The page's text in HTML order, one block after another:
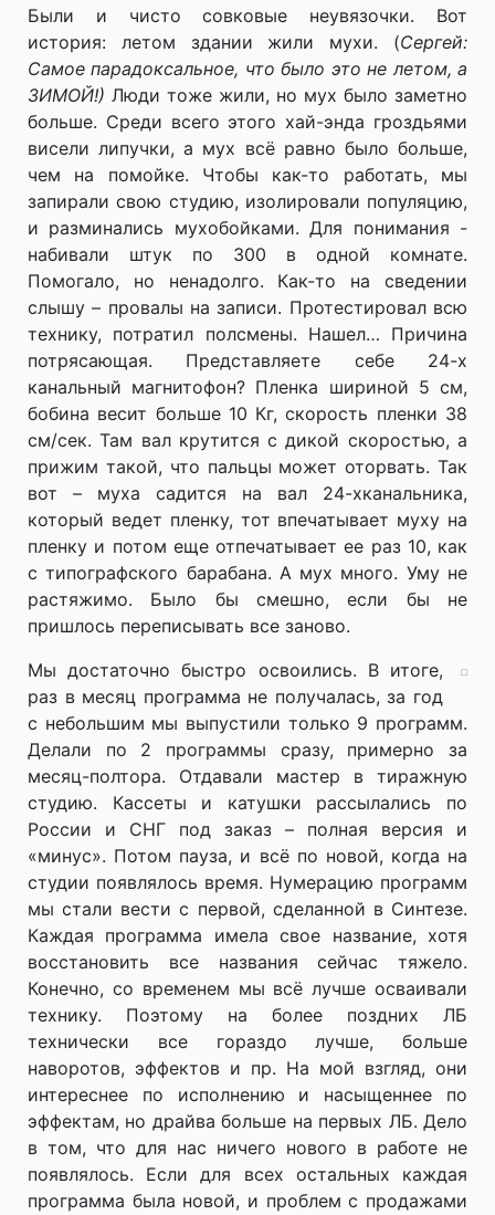
Были и чисто совковые неувязочки. Вот
история: летом здании жили мухи. (Сергей:
Самое парадоксальное, что было это не летом, а
ЗИМОЙ!) Люди тоже жили, но мух было заметно
больше. Среди всего этого хай-энда гроздьями
висели липучки, а мух всё равно было больше,
чем на помойке. Чтобы как-то работать, мы
запирали свою студию, изолировали популяцию,
и разминались мухобойками. Для понимания -
набивали штук по 300 в одной комнате.
Помогало, но ненадолго. Как-то на сведении
слышу – провалы на записи. Протестировал всю
технику, потратил полсмены. Нашел… Причина
потрясающая. Представляете себе 24-х
канальный магнитофон? Пленка шириной 5 см,
бобина весит больше 10 Кг, скорость пленки 38
см/сек. Там вал крутится с дикой скоростью, а
прижим такой, что пальцы может оторвать. Так
вот – муха садится на вал 24-хканальника,
который ведет пленку, тот впечатывает муху на
пленку и потом еще отпечатывает ее раз 10, как
с типографского барабана. А мух много. Уму не
растяжимо. Было бы смешно, если бы не
пришлось переписывать все заново.
Мы достаточно быстро освоились. В итоге,
раз в месяц программа не получалась, за год
с небольшим мы выпустили только 9 программ.
Делали по 2 программы сразу, примерно за
месяц-полтора. Отдавали мастер в тиражную
студию. Кассеты и катушки рассылались по
России и СНГ под заказ – полная версия и
«минус». Потом пауза, и всё по новой, когда на
студии появлялось время. Нумерацию программ
мы стали вести с первой, сделанной в Синтезе.
Каждая программа имела свое название, хотя
восстановить все названия сейчас тяжело.
Конечно, со временем мы всё лучше осваивали
технику. Поэтому на более поздних ЛБ
технически все гораздо лучше, больше
наворотов, эффектов и пр. На мой взгляд, они
интереснее по исполнению и насыщеннее по
эффектам, но драйва больше на первых ЛБ. Дело
в том, что для нас ничего нового в работе не
появлялось. Если для всех остальных каждая
программа была новой, и проблем с продажами